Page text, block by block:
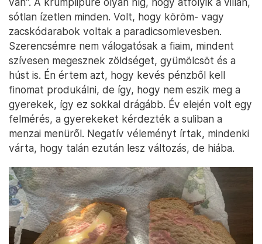
sótlan ízetlen minden. Volt, hogy köröm- vagy
zacskódarabok voltak a paradicsomlevesben.
Szerencsémre nem válogatósak a fiaim, mindent
szívesen megesznek zöldséget, gyümölcsöt és a
húst is. Én értem azt, hogy kevés pénzből kell
finomat produkálni, de így, hogy nem eszik meg a
gyerekek, így ez sokkal drágább. Év elején volt egy
felmérés, a gyerekeket kérdezték a suliban a
menzai menüről. Negatív véleményt írtak, mindenki
várta, hogy talán ezután lesz változás, de hiába.